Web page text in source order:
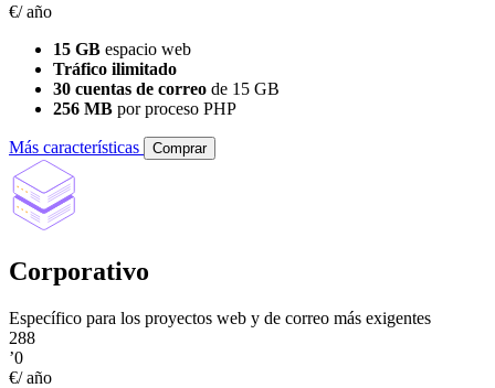
€/ año
15 GB espacio web
Tráfico ilimitado
30 cuentas de correo de 15 GB
256 MB por proceso PHP
Más características Comprar
Corporativo
Específico para los proyectos web y de correo más exigentes
288
’0
€/ año